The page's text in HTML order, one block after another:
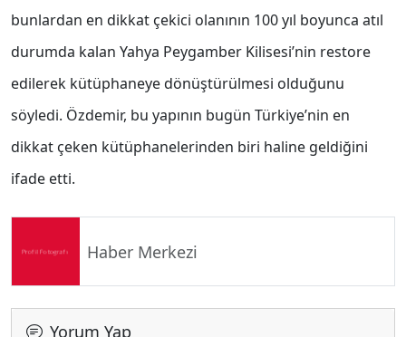
bunlardan en dikkat çekici olanının 100 yıl boyunca atıl
durumda kalan Yahya Peygamber Kilisesi’nin restore
edilerek kütüphaneye dönüştürülmesi olduğunu
söyledi. Özdemir, bu yapının bugün Türkiye’nin en
dikkat çeken kütüphanelerinden biri haline geldiğini
ifade etti.
Haber Merkezi
Yorum Yap